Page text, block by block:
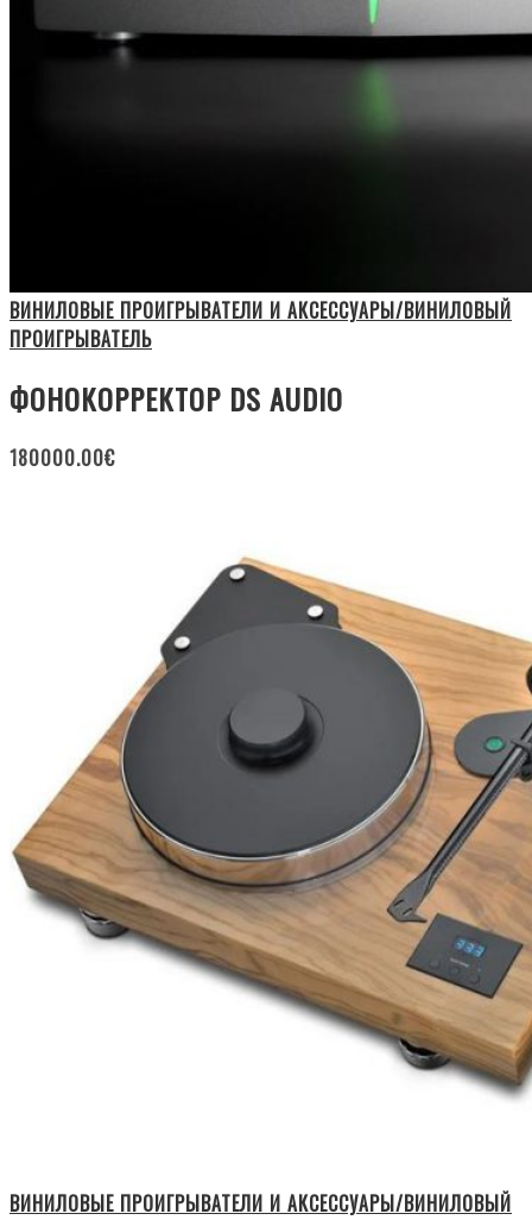
ВИНИЛОВЫЕ ПРОИГРЫВАТЕЛИ И АКСЕССУАРЫ/ВИНИЛОВЫЙ
ПРОИГРЫВАТЕЛЬ
ФОНОКОРРЕКТОР DS AUDIO
180000.00€
ВИНИЛОВЫЕ ПРОИГРЫВАТЕЛИ И АКСЕССУАРЫ/ВИНИЛОВЫЙ